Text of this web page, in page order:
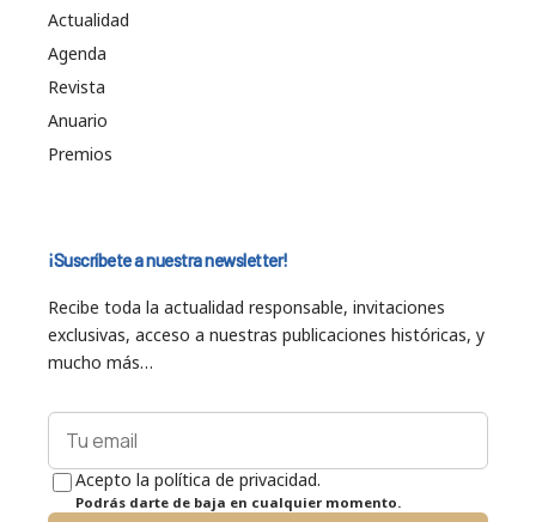
Actualidad
Agenda
Revista
Anuario
Premios
¡Suscríbete a nuestra newsletter!
Recibe toda la actualidad responsable, invitaciones
exclusivas, acceso a nuestras publicaciones históricas, y
mucho más…
Acepto la política de privacidad.
Podrás darte de baja en cualquier momento.